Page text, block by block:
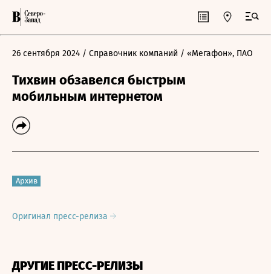
26 сентября 2024 / Справочник компаний / «Мегафон», ПАО
Тихвин обзавелся быстрым
мобильным интернетом
Архив
Оригинал пресс-релиза
ДРУГИЕ ПРЕСС-РЕЛИЗЫ